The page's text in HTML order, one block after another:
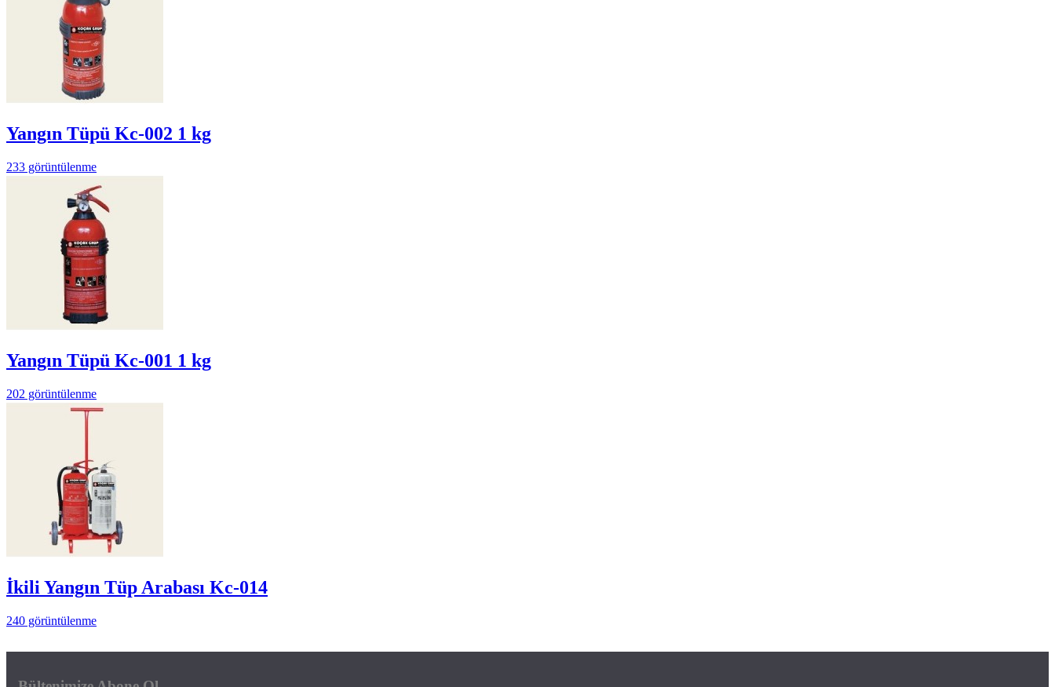
Yangın Tüpü Kc-002 1 kg
233 görüntülenme
Yangın Tüpü Kc-001 1 kg
202 görüntülenme
İkili Yangın Tüp Arabası Kc-014
240 görüntülenme